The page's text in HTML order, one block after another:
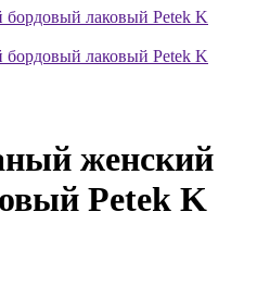
женский
Petek K